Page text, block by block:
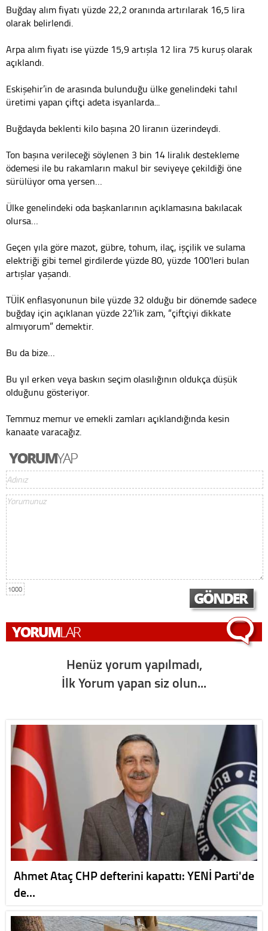
Buğday alım fiyatı yüzde 22,2 oranında artırılarak 16,5 lira
olarak belirlendi.
Arpa alım fiyatı ise yüzde 15,9 artışla 12 lira 75 kuruş olarak
açıklandı.
Eskişehir’in de arasında bulunduğu ülke genelindeki tahıl
üretimi yapan çiftçi adeta isyanlarda...
Buğdayda beklenti kilo başına 20 liranın üzerindeydi.
Ton başına verileceği söylenen 3 bin 14 liralık destekleme
ödemesi ile bu rakamların makul bir seviyeye çekildiği öne
sürülüyor oma yersen…
Ülke genelindeki oda başkanlarının açıklamasına bakılacak
olursa…
Geçen yıla göre mazot, gübre, tohum, ilaç, işçilik ve sulama
elektriği gibi temel girdilerde yüzde 80, yüzde 100'leri bulan
artışlar yaşandı.
TÜİK enflasyonunun bile yüzde 32 olduğu bir dönemde sadece
buğday için açıklanan yüzde 22’lik zam, “çiftçiyi dikkate
almıyorum” demektir.
Bu da bize…
Bu yıl erken veya baskın seçim olasılığının oldukça düşük
olduğunu gösteriyor.
Temmuz memur ve emekli zamları açıklandığında kesin
kanaate varacağız.
1000
Henüz yorum yapılmadı,
İlk Yorum yapan siz olun...
Ahmet Ataç CHP defterini kapattı: YENİ Parti'de
de…